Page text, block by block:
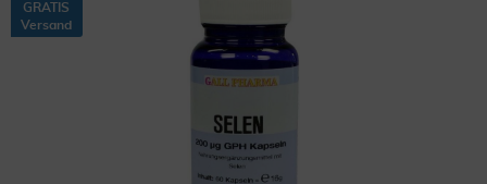
GRATIS
Versand